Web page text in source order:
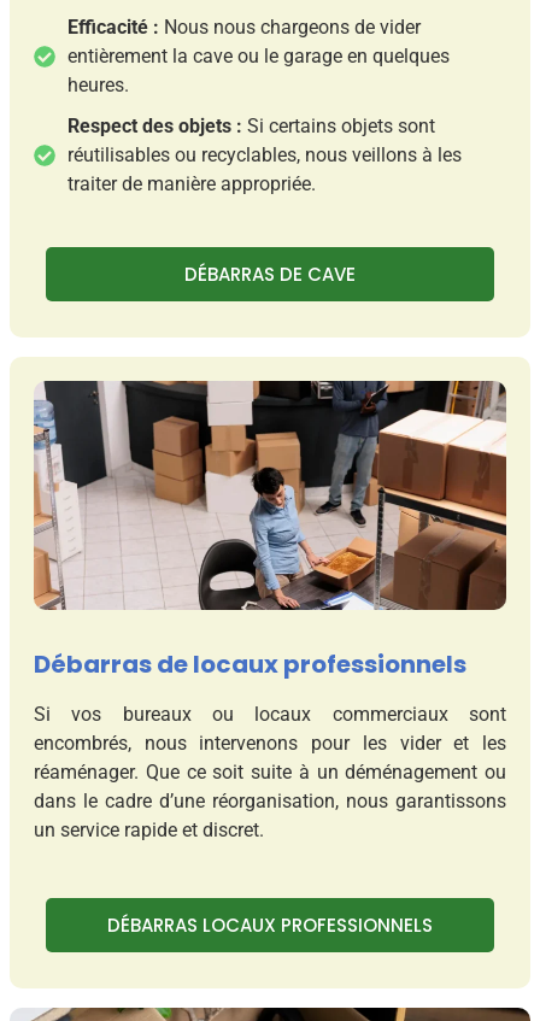
Efficacité : Nous nous chargeons de vider
entièrement la cave ou le garage en quelques
heures.
Respect des objets : Si certains objets sont
réutilisables ou recyclables, nous veillons à les
traiter de manière appropriée.
DÉBARRAS DE CAVE
Débarras de locaux professionnels
Si vos bureaux ou locaux commerciaux sont
encombrés, nous intervenons pour les vider et les
réaménager. Que ce soit suite à un déménagement ou
dans le cadre d’une réorganisation, nous garantissons
un service rapide et discret.
DÉBARRAS LOCAUX PROFESSIONNELS